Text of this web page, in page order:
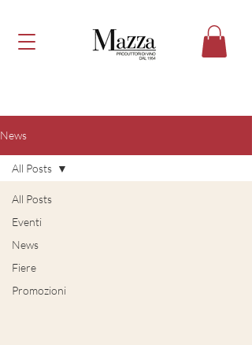
News
All Posts
Eventi
News
Fiere
Promozioni
All Posts